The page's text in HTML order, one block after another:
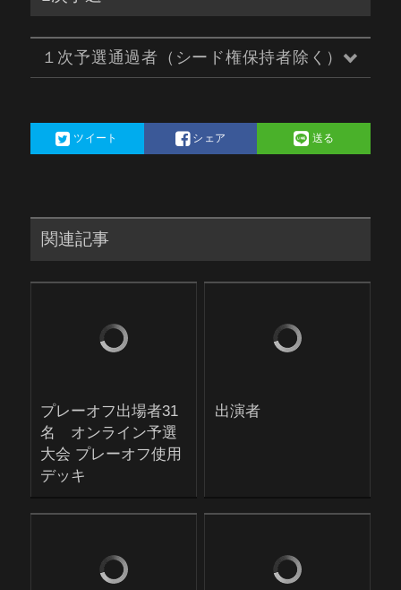
１次予選通過者（シード権保持者除く）
ツイート シェア 送る
関連記事
プレーオフ出場者31
名 オンライン予選
大会 プレーオフ使用
デッキ
出演者